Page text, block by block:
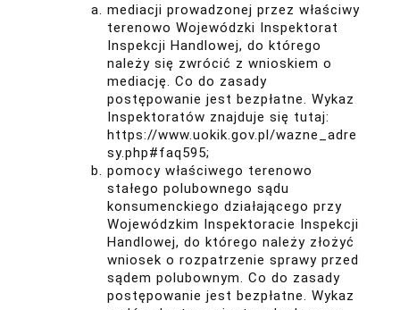
mediacji prowadzonej przez właściwy
terenowo Wojewódzki Inspektorat
Inspekcji Handlowej, do którego
należy się zwrócić z wnioskiem o
mediację. Co do zasady
postępowanie jest bezpłatne. Wykaz
Inspektoratów znajduje się tutaj:
https://www.uokik.gov.pl/wazne_adre
sy.php#faq595;
pomocy właściwego terenowo
stałego polubownego sądu
konsumenckiego działającego przy
Wojewódzkim Inspektoracie Inspekcji
Handlowej, do którego należy złożyć
wniosek o rozpatrzenie sprawy przed
sądem polubownym. Co do zasady
postępowanie jest bezpłatne. Wykaz